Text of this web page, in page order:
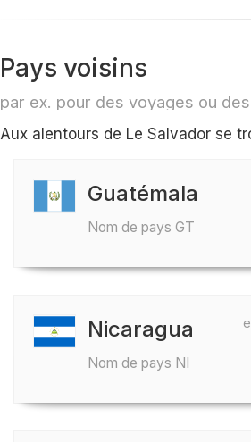
Pays voisins
par ex. pour des voyages ou
Aux alentours de Le Salvador se
Guatémala
Nom de pays GT
Nicaragua
Nom de pays NI